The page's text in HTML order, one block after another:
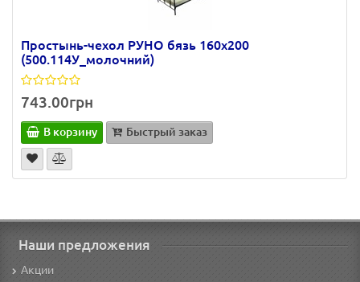
Простынь-чехол РУНО бязь 160х200
(500.114У_молочний)
743.00грн
В корзину Быстрый заказ
Наши предложения
Акции